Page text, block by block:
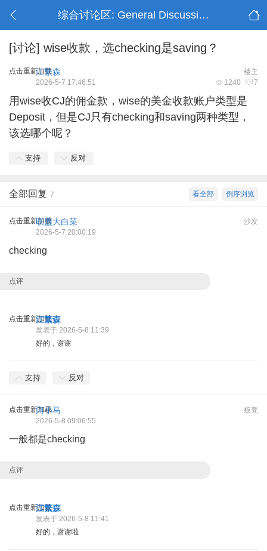
综合讨论区: General Discussion
[讨论] wise收款，选checking是saving？
点击重新加载 楼主
江繁森
1240 7
2026-5-7 17:46:51
用wise收CJ的佣金款，wise的美金收款账户类型是
Deposit，但是CJ只有checking和saving两种类型，
该选哪个呢？
支持 反对
倒序浏览
看全部
全部回复 7
点击重新加载 沙发
联盟大白菜
2026-5-7 20:00:19
checking
点评
点击重新加载
江繁森
发表于 2026-5-8 11:39
好的，谢谢
支持 反对
点击重新加载 板凳
河小马
2026-5-8 09:06:55
一般都是checking
点评
点击重新加载
江繁森
发表于 2026-5-8 11:41
好的，谢谢啦